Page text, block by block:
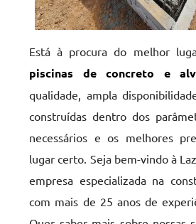
Está à procura do melhor
piscinas de concreto e
qualidade, ampla
construídas dentro dos
necessários e os melhores
lugar certo. Seja bem-vindo à
empresa especializada na
com mais de 25 anos de